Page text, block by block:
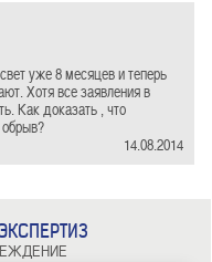
уже 8 месяцев и теперь
Хотя все заявления в
Как доказать , что
14.08.2014